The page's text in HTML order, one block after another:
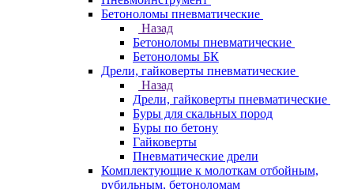
Бетоноломы пневматические
Назад
Бетоноломы пневматические
Бетоноломы БК
Дрели, гайковерты пневматические
Назад
Дрели, гайковерты пневматические
Буры для скальных пород
Буры по бетону
Гайковерты
Пневматические дрели
Комплектующие к молоткам отбойным,
рубильным, бетоноломам